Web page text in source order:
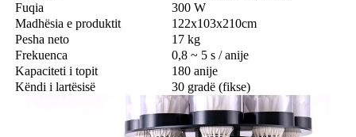
Fuqia
300 W
Madhësia e produktit
122x103x210cm
Pesha neto
17 kg
Frekuenca
0,8 ~ 5 s / anije
Kapaciteti i topit
180 anije
Këndi i lartësisë
30 gradë (fikse)